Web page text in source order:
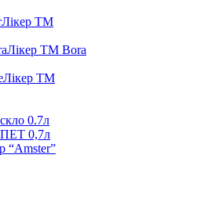
Лікер ТМ
Лікер ТМ Bora
Лікер ТМ
0.7л
0,7л
“Amster”